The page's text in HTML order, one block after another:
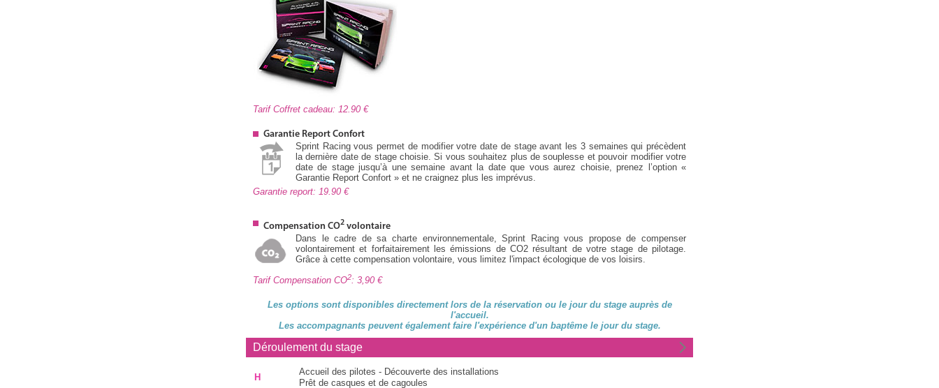
Tarif Coffret cadeau: 12.90
Garantie Report Confort
Sprint Racing vous permet de modifier votre date de stage avant les 3 semaines qui précèdent
la dernière date de stage choisie. Si vous souhaitez plus de souplesse et pouvoir modifier votre
date de stage jusqu’à une semaine avant la date que vous aurez choisie, prenez l’option «
Garantie Report Confort » et ne craignez plus les imprévus.
Garantie report: 19.90
Compensation CO2 volontaire
Dans le cadre de sa charte environnementale, Sprint Racing vous propose de compenser
volontairement et forfaitairement les émissions de CO2 résultant de votre stage de pilotage.
Grâce à cette compensation volontaire, vous limitez l'impact écologique de vos loisirs.
Tarif Compensation CO2: 3,90
Les options sont disponibles directement lors de la réservation ou le jour du stage auprès de
l'accueil.
Les accompagnants peuvent également faire l'expérience d'un baptême le jour du stage.
Déroulement du stage
H
Accueil des pilotes - Découverte des installations
Prêt de casques et de cagoules